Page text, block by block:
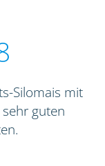
Silomais mit
guten